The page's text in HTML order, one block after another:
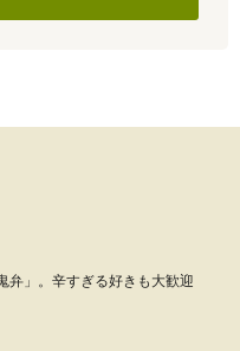
弁」。辛すぎる好きも大歓迎